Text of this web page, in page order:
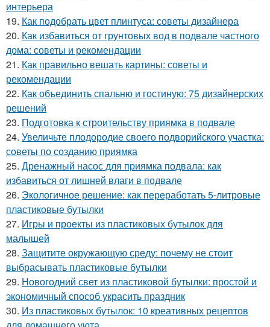
интерьера
19. Как подобрать цвет плинтуса: советы дизайнера
20. Как избавиться от грунтовых вод в подвале частного
дома: советы и рекомендации
21. Как правильно вешать картины: советы и
рекомендации
22. Как объединить спальню и гостиную: 75 дизайнерских
решений
23. Подготовка к строительству приямка в подвале
24. Увеличьте плодородие своего подворийского участка:
советы по созданию приямка
25. Дренажный насос для приямка подвала: как
избавиться от лишней влаги в подвале
26. Экологичное решение: как переработать 5-литровые
пластиковые бутылки
27. Игры и проекты из пластиковых бутылок для
малышей
28. Защитите окружающую среду: почему не стоит
выбрасывать пластиковые бутылки
29. Новогодний свет из пластиковой бутылки: простой и
экономичный способ украсить праздник
30. Из пластиковых бутылок: 10 креативных рецептов